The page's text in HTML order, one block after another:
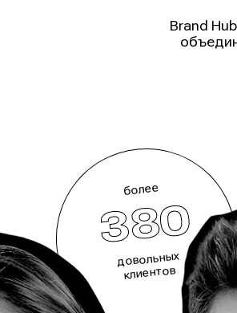
Brand
более
380
довольных
клиентов